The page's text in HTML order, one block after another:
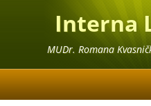
Interna
MUDr. Romana